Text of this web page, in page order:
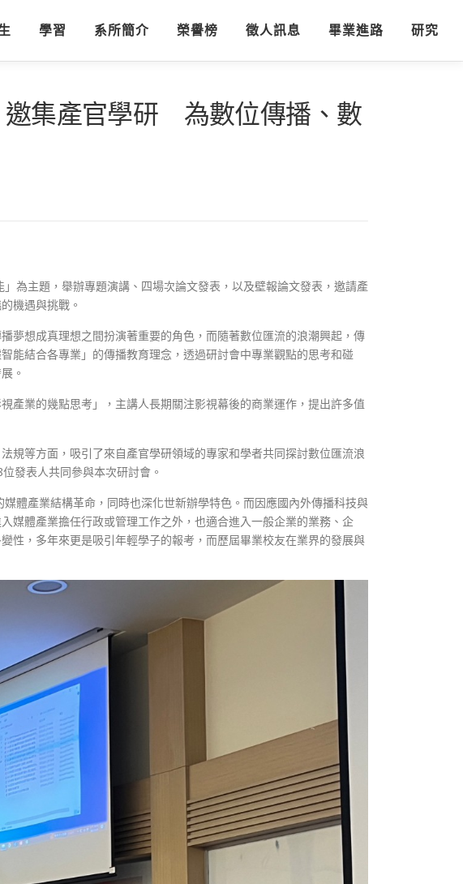
學習 系所簡介 榮譽榜 徵人訊息 畢業進路 研究
邀集產官學研 為數位傳播、數
為主題，舉辦專題演講、四場次論文發表，以及壁報論文發表，邀請產
機遇與挑戰。
夢想成真理想之間扮演著重要的角色，而隨著數位匯流的浪潮興起，傳
能結合各專業」的傳播教育理念，透過研討會中專業觀點的思考和碰
。
產業的幾點思考」，主講人長期關注影視幕後的商業運作，提出許多值
規等方面，吸引了來自產官學研領域的專家和學者共同探討數位匯流浪
發表人共同參與本次研討會。
體產業結構革命，同時也深化世新辦學特色。而因應國內外傳播科技與
媒體產業擔任行政或管理工作之外，也適合進入一般企業的業務、企
性，多年來更是吸引年輕學子的報考，而歷屆畢業校友在業界的發展與